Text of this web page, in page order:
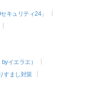
キュリティ24」
イエラエ）
すまし対策